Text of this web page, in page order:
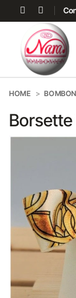
HOME